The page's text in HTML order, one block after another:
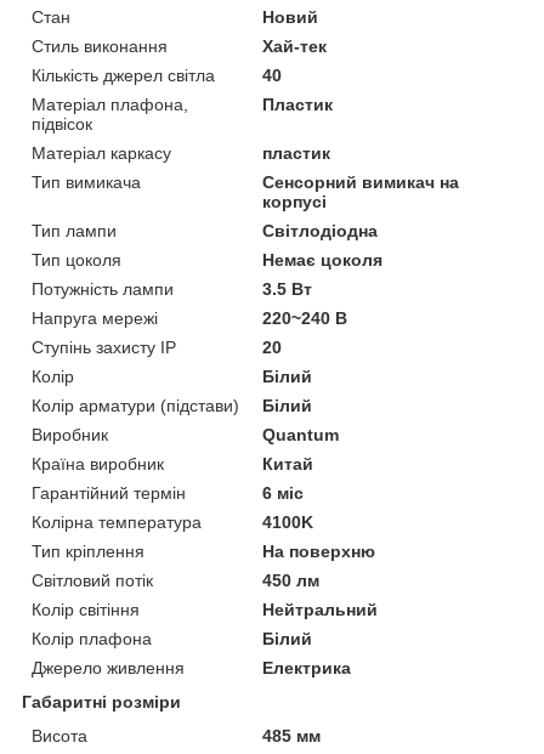
Стан
Новий
Стиль виконання
Хай-тек
Кількість джерел світла
40
Матеріал плафона,
підвісок
Пластик
Матеріал каркасу
пластик
Тип вимикача
Сенсорний вимикач на
корпусі
Тип лампи
Світлодіодна
Тип цоколя
Немає цоколя
Потужність лампи
3.5 Вт
Напруга мережі
220~240 В
Ступінь захисту IP
20
Колір
Білий
Колір арматури (підстави)
Білий
Виробник
Quantum
Країна виробник
Китай
Гарантійний термін
6 міс
Колірна температура
4100K
Тип кріплення
На поверхню
Світловий потік
450 лм
Колір світіння
Нейтральний
Колір плафона
Білий
Джерело живлення
Електрика
Габаритні розміри
Висота
485 мм